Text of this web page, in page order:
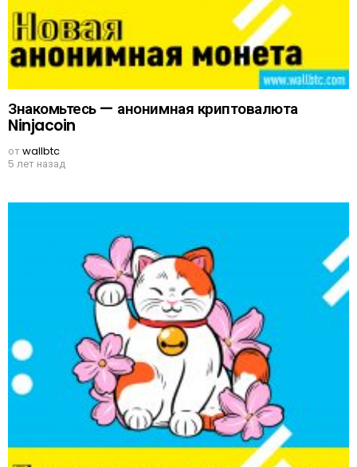
Знакомьтесь — анонимная криптовалюта
Ninjacoin
отwallbtc
5 лет назад